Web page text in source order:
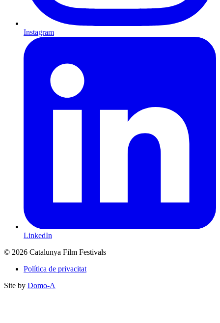
Instagram
LinkedIn
© 2026 Catalunya Film Festivals
Política de privacitat
Site by Domo-A